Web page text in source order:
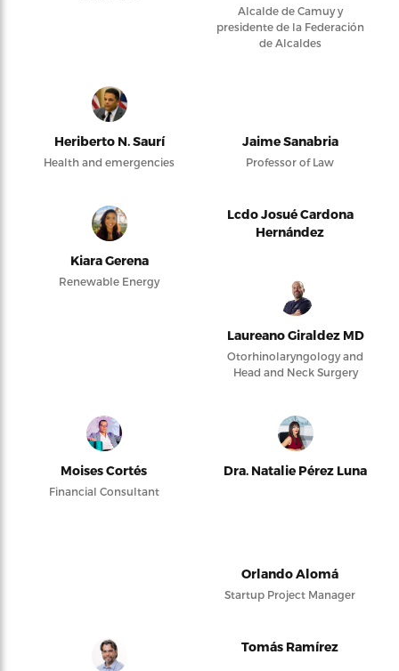
Alcalde de Camuy y
presidente de la Federación
de Alcaldes
Heriberto N. Saurí
Health and emergencies
Jaime Sanabria
Professor of Law
Kiara Gerena
Renewable Energy
Lcdo Josué Cardona
Hernández
Laureano Giraldez MD
Otorhinolaryngology and
Head and Neck Surgery
Moises Cortés
Financial Consultant
Dra. Natalie Pérez Luna
Orlando Alomá
Startup Project Manager
Tomás Ramírez